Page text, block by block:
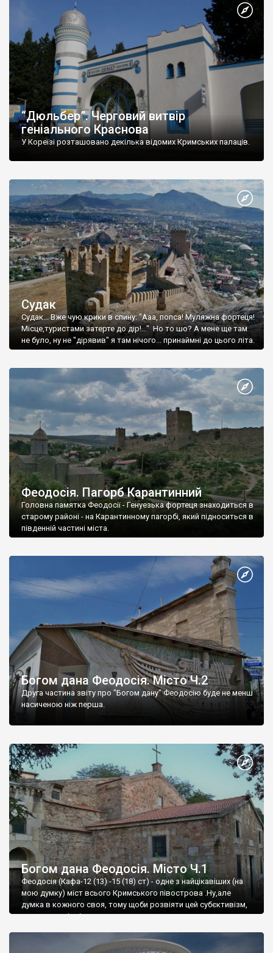
“Дюльбер”. Черговий витвір
геніального Краснова
У Кореїзі розташовано декілька відомих Кримських палаців.
Судак
Судак... Вже чую крики в спину: "Ааа, попса! Муляжна фортеця!
Місце,туристами затерте до дір!..." Но то шо? А мене ще там
не було, ну не "дірявив" я там нічого... принаймні до цього літа.
Феодосія. Пагорб Карантинний
Головна памятка Феодосії - Генуезька фортеця знаходиться в
старому районі - на Карантинному пагорбі, який підноситься в
південній частині міста.
Богом дана Феодосія. Місто Ч.2
Друга частина звіту про "Богом дану" Феодосію буде не менш
насиченою ніж перша.
Богом дана Феодосія. Місто Ч.1
Феодосія (Кафа-12 (13) -15 (18) ст) - одне з найцікавіших (на
мою думку) міст всього Кримського півострова .Ну,але
думка в кожного своя, тому щоби розвіяти цей субєктивізм,
запрошую відвідати це